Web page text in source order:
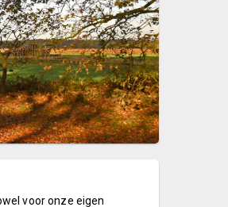
voor onze eigen